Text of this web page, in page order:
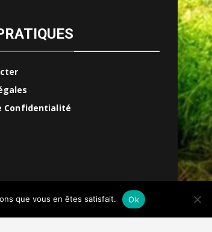
Confidentialité
que vous en êtes satisfait. Ok